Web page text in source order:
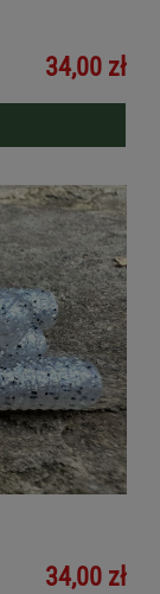
34,00 zł
34,00 zł